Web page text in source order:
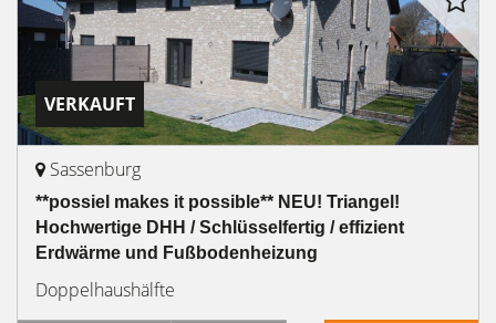
VERKAUFT
Sassenburg
**possiel makes it possible** NEU! Triangel!
Hochwertige DHH / Schlüsselfertig / effizient
Erdwärme und Fußbodenheizung
Doppelhaushälfte